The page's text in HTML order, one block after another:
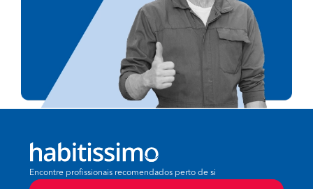
Encontre profissionais recomendados perto de si